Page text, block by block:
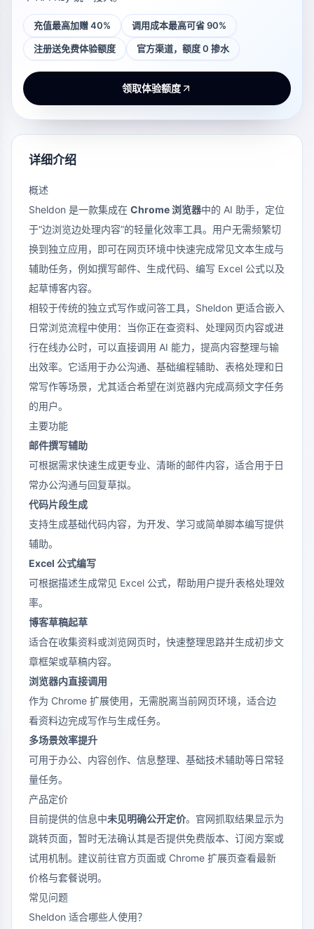
充值最高加赠 40% 调用成本最高可省 90%
注册送免费体验额度 官方渠道，额度 0 掺水
领取体验额度
详细介绍
概述
Sheldon 是一款集成在 Chrome 浏览器中的 AI 助手，定位
于“边浏览边处理内容”的轻量化效率工具。用户无需频繁切
换到独立应用，即可在网页环境中快速完成常见文本生成与
辅助任务，例如撰写邮件、生成代码、编写 Excel 公式以及
起草博客内容。
相较于传统的独立式写作或问答工具，Sheldon 更适合嵌入
日常浏览流程中使用：当你正在查资料、处理网页内容或进
行在线办公时，可以直接调用 AI 能力，提高内容整理与输
出效率。它适用于办公沟通、基础编程辅助、表格处理和日
常写作等场景，尤其适合希望在浏览器内完成高频文字任务
的用户。
主要功能
邮件撰写辅助
可根据需求快速生成更专业、清晰的邮件内容，适合用于日
常办公沟通与回复草拟。
代码片段生成
支持生成基础代码内容，为开发、学习或简单脚本编写提供
辅助。
Excel 公式编写
可根据描述生成常见 Excel 公式，帮助用户提升表格处理效
率。
博客草稿起草
适合在收集资料或浏览网页时，快速整理思路并生成初步文
章框架或草稿内容。
浏览器内直接调用
作为 Chrome 扩展使用，无需脱离当前网页环境，适合边
看资料边完成写作与生成任务。
多场景效率提升
可用于办公、内容创作、信息整理、基础技术辅助等日常轻
量任务。
产品定价
目前提供的信息中未见明确公开定价。官网抓取结果显示为
跳转页面，暂时无法确认其是否提供免费版本、订阅方案或
试用机制。建议前往官方页面或 Chrome 扩展页查看最新
价格与套餐说明。
常见问题
Sheldon 适合哪些人使用？